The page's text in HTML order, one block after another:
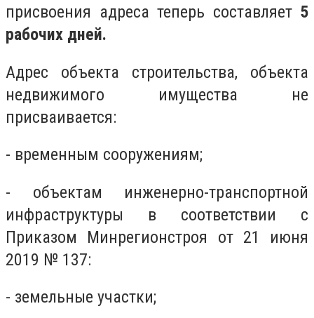
присвоения адреса теперь составляет 5
рабочих дней.
Адрес объекта строительства, объекта
недвижимого имущества не
присваивается:
- временным сооружениям;
- объектам инженерно-транспортной
инфраструктуры в соответствии с
Приказом Минрегионстроя от 21 июня
2019 № 137:
- земельные участки;